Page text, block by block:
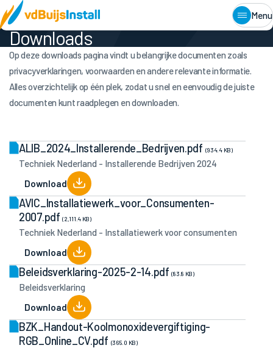
Menu
Home
Downloads
Op deze downloads pagina vindt u belangrijke documenten zoals
privacyverklaringen, voorwaarden en andere relevante informatie.
Alles overzichtelijk op één plek, zodat u snel en eenvoudig de juiste
documenten kunt raadplegen en downloaden.
ALIB_2024_Installerende_Bedrijven.pdf (934.4 KB)
Techniek Nederland - Installerende Bedrijven 2024
Download
AVIC_Installatiewerk_voor_Consumenten-
2007.pdf(2,111.4 KB)
Techniek Nederland - Installatiewerk voor consumenten
Download
Beleidsverklaring-2025-2-14.pdf(83.8 KB)
Beleidsverklaring
Download
BZK_Handout-Koolmonoxidevergiftiging-
RGB_Online_CV.pdf (365.0 KB)